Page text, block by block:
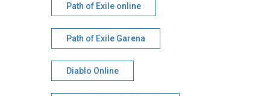
Path of Exile online
Path of Exile Garena
Diablo Online